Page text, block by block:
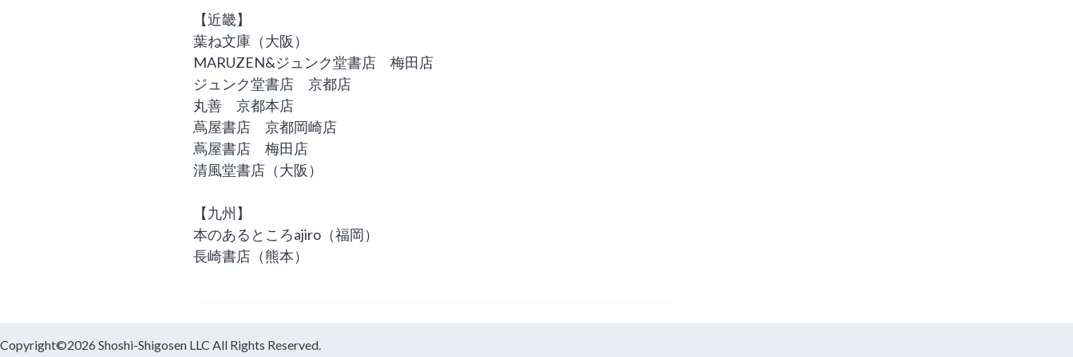
【近畿】
葉ね文庫（大阪）
MARUZEN&ジュンク堂書店 梅田店
ジュンク堂書店 京都店
丸善 京都本店
蔦屋書店 京都岡崎店
蔦屋書店 梅田店
清風堂書店（大阪）
【九州】
本のあるところajiro（福岡）
長崎書店（熊本）
Copyright©2026 Shoshi-Shigosen LLC All Rights Reserved.